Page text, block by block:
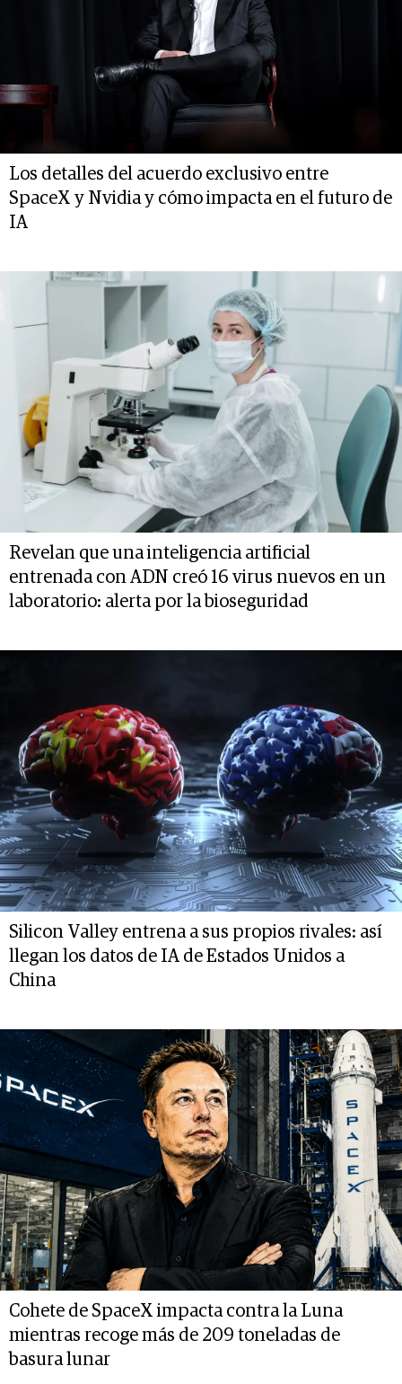
Los detalles del acuerdo exclusivo entre
SpaceX y Nvidia y cómo impacta en el futuro de
IA
Revelan que una inteligencia artificial
entrenada con ADN creó 16 virus nuevos en un
laboratorio: alerta por la bioseguridad
Silicon Valley entrena a sus propios rivales: así
llegan los datos de IA de Estados Unidos a
China
Cohete de SpaceX impacta contra la Luna
mientras recoge más de 209 toneladas de
basura lunar